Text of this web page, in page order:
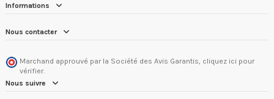
Informations
Nous contacter
Marchand approuvé par la Société des Avis Garantis, cliquez ici pour
vérifier.
Nous suivre